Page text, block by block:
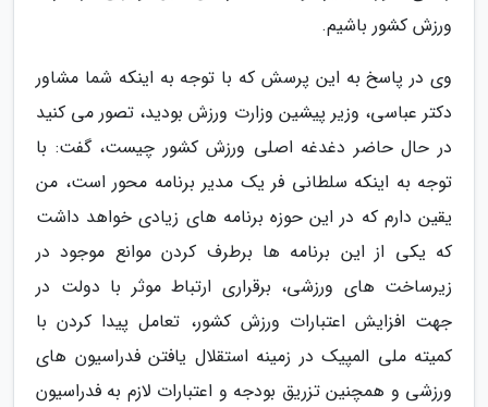
ورزش کشور باشیم.
وی در پاسخ به این پرسش که با توجه به اینکه شما مشاور
دکتر عباسی، وزیر پیشین وزارت ورزش بودید، تصور می کنید
در حال حاضر دغدغه اصلی ورزش کشور چیست، گفت: با
توجه به اینکه سلطانی فر یک مدیر برنامه محور است، من
یقین دارم که در این حوزه برنامه های زیادی خواهد داشت
که یکی از این برنامه ها برطرف کردن موانع موجود در
زیرساخت های ورزشی، برقراری ارتباط موثر با دولت در
جهت افزایش اعتبارات ورزش کشور، تعامل پیدا کردن با
کمیته ملی المپیک در زمینه استقلال یافتن فدراسیون های
ورزشی و همچنین تزریق بودجه و اعتبارات لازم به فدراسیون